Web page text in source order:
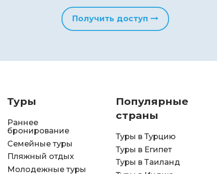
Получить доступ
Туры
Раннее
бронирование
Семейные туры
Пляжный отдых
Молодежные туры
Популярные
страны
Туры в Турцию
Туры в Египет
Туры в Таиланд